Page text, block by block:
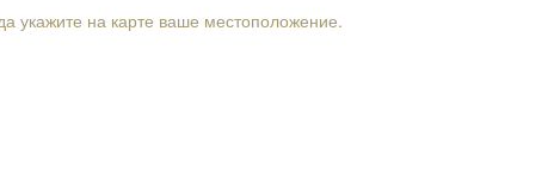
укажите на карте ваше местоположение.